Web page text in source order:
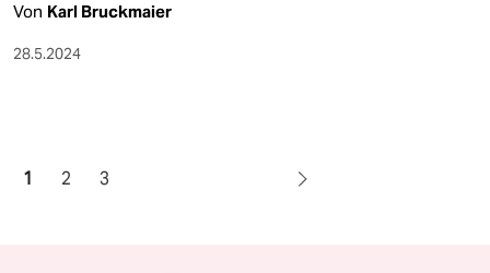
Von Karl Bruckmaier
28.5.2024
1 2 3